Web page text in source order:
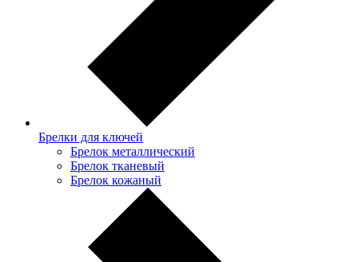
Брелки для ключей
Брелок металлический
Брелок тканевый
Брелок кожаный